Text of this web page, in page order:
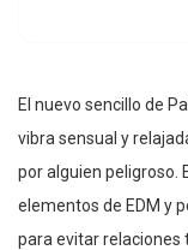
El nuevo sencillo de
vibra sensual y
por alguien peligroso.
elementos de EDM y
para evitar relaciones